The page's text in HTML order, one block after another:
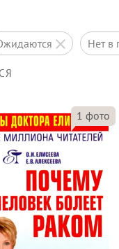
ожидаются нет
1 фото